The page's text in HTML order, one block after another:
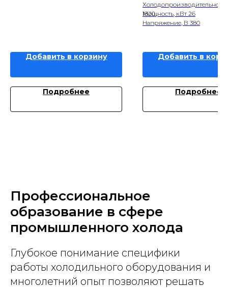
Добавить в корзину
Подробнее
1820
Мощность, кВт 26
Напряжение, В 380
Добавить в
Подробнее
Профессиональное
образование в сфере
промышленного холода
Глубокое понимание специфики
работы холодильного оборудования и
многолетний опыт позволяют решать